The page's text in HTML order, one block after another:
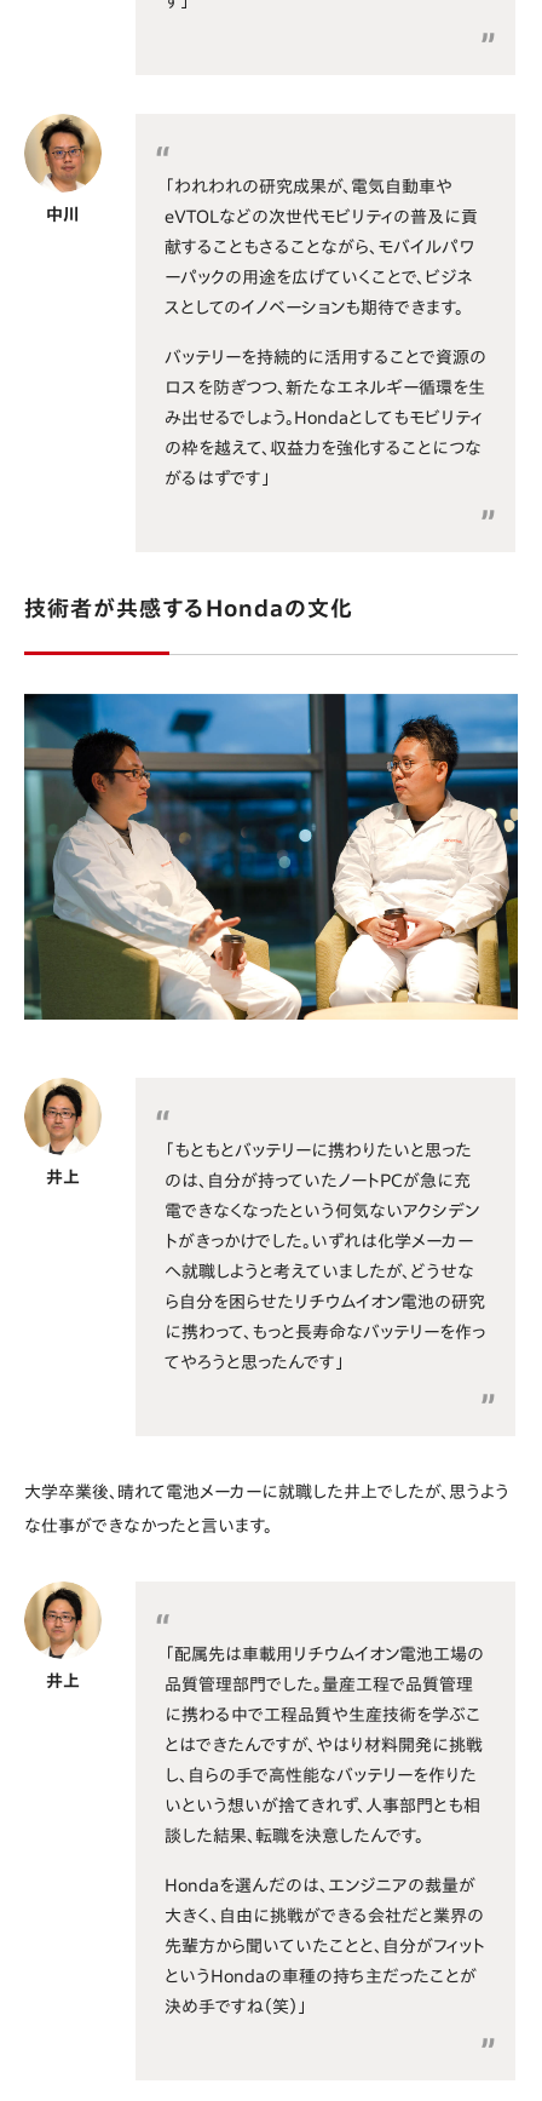
中川
「われわれの研究成果が、電気自動車や
eVTOLなどの次世代モビリティの普及に貢
献することもさることながら、モバイルパワ
ーパックの用途を広げていくことで、ビジネ
スとしてのイノベーションも期待できます。
バッテリーを持続的に活用することで資源の
ロスを防ぎつつ、新たなエネルギー循環を生
み出せるでしょう。Hondaとしてもモビリティ
の枠を越えて、収益力を強化することにつな
がるはずです」
技術者が共感するHondaの文化
井上
「もともとバッテリーに携わりたいと思った
のは、自分が持っていたノートPCが急に充
電できなくなったという何気ないアクシデン
トがきっかけでした。いずれは化学メーカー
へ就職しようと考えていましたが、どうせな
ら自分を困らせたリチウムイオン電池の研究
に携わって、もっと長寿命なバッテリーを作っ
てやろうと思ったんです」
大学卒業後、晴れて電池メーカーに就職した井上でしたが、思うよう
な仕事ができなかったと言います。
井上
「配属先は車載用リチウムイオン電池工場の
品質管理部門でした。量産工程で品質管理
に携わる中で工程品質や生産技術を学ぶこ
とはできたんですが、やはり材料開発に挑戦
し、自らの手で高性能なバッテリーを作りた
いという想いが捨てきれず、人事部門とも相
談した結果、転職を決意したんです。
Hondaを選んだのは、エンジニアの裁量が
大きく、自由に挑戦ができる会社だと業界の
先輩方から聞いていたことと、自分がフィット
というHondaの車種の持ち主だったことが
決め手ですね（笑）」